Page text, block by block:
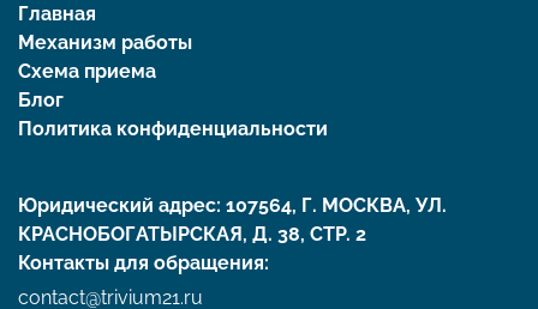
Главная
Механизм работы
Схема приема
Блог
Политика конфиденциальности
Юридический адрес: 107564, Г. МОСКВА, УЛ.
КРАСНОБОГАТЫРСКАЯ, Д. 38, СТР. 2
Контакты для обращения:
contact@trivium21.ru